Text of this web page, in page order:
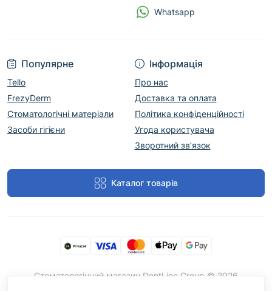
Популярне
Tello
FrezyDerm
Стоматологічні матеріали
Засоби гігієни
Інформація
Про нас
Доставка та оплата
Політика конфіденційності
Угода користувача
Зворотний зв’язок
Каталог товарів
Whatsapp
Cтоматологічний магазин DentLine Group © 2026